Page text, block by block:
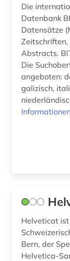
kanada (2)
karibik (2)
katalog (1)
kino (2)
kultur (5)
Die
Datenbank
Datensätze
Abstracts.
Die
angeboten:
galizisch,
Helveticat
Bern, der
Helvetica-